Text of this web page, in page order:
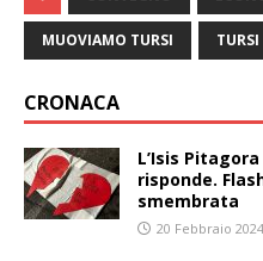
MUOVIAMO TURSI TURSI
CRONACA
L’Isis
risponde.
smembrata
20 Febbraio 2024